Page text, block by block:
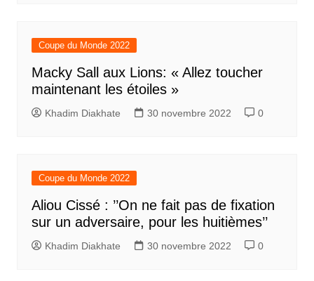
Coupe du Monde 2022
Macky Sall aux Lions: « Allez toucher
maintenant les étoiles »
Khadim Diakhate 30 novembre 2022 0
Coupe du Monde 2022
Aliou Cissé : ’’On ne fait pas de fixation
sur un adversaire, pour les huitièmes’’
Khadim Diakhate 30 novembre 2022 0